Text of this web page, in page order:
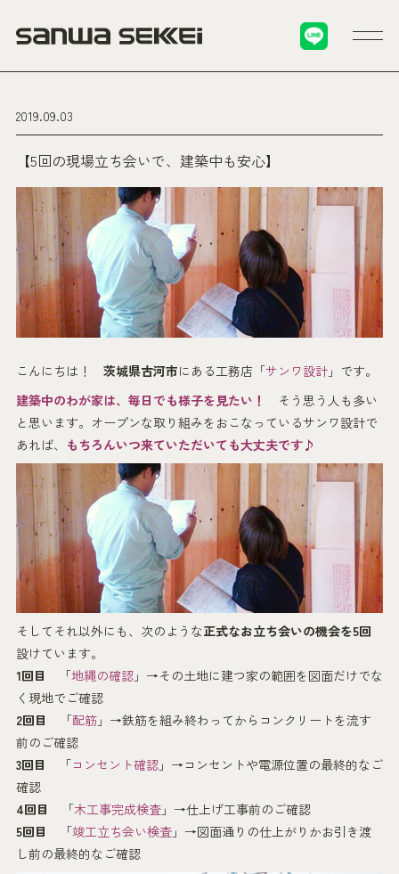
2019.09.03
【5回の現場立ち会いで、建築中も安心】
こんにちは！ 茨城県古河市にある工務店「サンワ設計」です。
建築中のわが家は、毎日でも様子を見たい！
そう思う人も多い
と思います。オープンな取り組みをおこなっているサンワ設計で
あれば、
もちろんいつ来ていただいても大丈夫です♪
そしてそれ以外にも、次のような正式なお立ち会いの機会を5回
設けています。
1回目
「地縄の確認」→その土地に建つ家の範囲を図面だけでな
く現地でご確認
2回目
「配筋」→鉄筋を組み終わってからコンクリートを流す
前のご確認
3回目
「コンセント確認」→コンセントや電源位置の最終的なご
確認
4回目
「木工事完成検査」→仕上げ工事前のご確認
5回目
「竣工立ち会い検査」→図面通りの仕上がりかお引き渡
し前の最終的なご確認